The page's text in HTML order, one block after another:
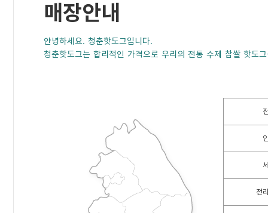
매장안내
안녕하세요. 청춘핫도그입니다.
청춘핫도그는 합리적인 가격으로 우리의 전통 수제 찹쌀 핫도
전